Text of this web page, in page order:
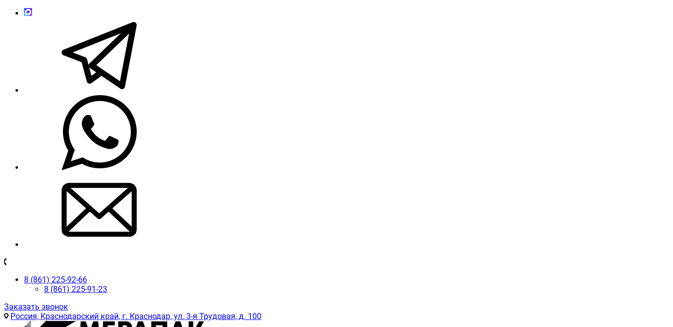
8 (861) 225-92-66
8 (861) 225-91-23
Заказать звонок
Россия, Краснодарский край, г. Краснодар, ул. 3-я Трудовая, д. 100